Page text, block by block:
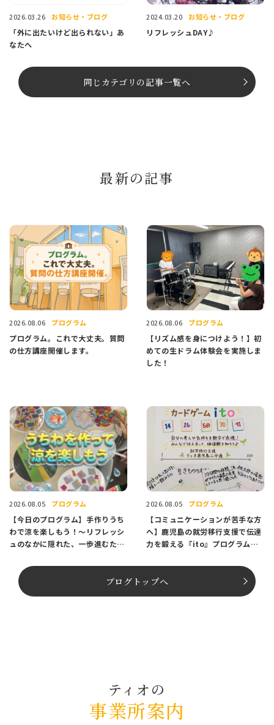
2026.03.26 お知らせ・ブログ
「外に出たいけど出られない」あ
なたへ
2024.03.20 お知らせ・ブログ
リフレッシュDAY♪
同じカテゴリの記事⼀覧へ
最新の記事
2026.08.06 プログラム
プログラム。これで大丈夫。質問
の仕方講座開催します。
2026.08.06 プログラム
【リズム感を身につけよう！】初
めての生ドラム体験会を実施しま
した！
2026.08.05 プログラム
【今日のプログラム】手作りうち
わで涼を楽しもう！〜リフレッシ
ュのなかに隠れた、一歩進むため
2026.08.05 プログラム
【コミュニケーションが苦手な方
へ】鹿児島の就労移行支援で伝達
力を鍛える『ito』プログラム紹
ブログトップへ
ティオの
事業所案内